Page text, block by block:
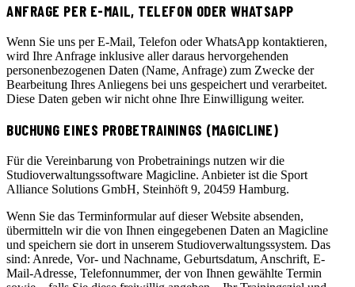
ANFRAGE PER E-MAIL, TELEFON ODER WHATSAPP
Wenn Sie uns per E-Mail, Telefon oder WhatsApp kontaktieren,
wird Ihre Anfrage inklusive aller daraus hervorgehenden
personenbezogenen Daten (Name, Anfrage) zum Zwecke der
Bearbeitung Ihres Anliegens bei uns gespeichert und verarbeitet.
Diese Daten geben wir nicht ohne Ihre Einwilligung weiter.
BUCHUNG EINES PROBETRAININGS (MAGICLINE)
Für die Vereinbarung von Probetrainings nutzen wir die
Studioverwaltungssoftware Magicline. Anbieter ist die Sport
Alliance Solutions GmbH, Steinhöft 9, 20459 Hamburg.
Wenn Sie das Terminformular auf dieser Website absenden,
übermitteln wir die von Ihnen eingegebenen Daten an Magicline
und speichern sie dort in unserem Studioverwaltungssystem. Das
sind: Anrede, Vor- und Nachname, Geburtsdatum, Anschrift, E-
Mail-Adresse, Telefonnummer, der von Ihnen gewählte Termin